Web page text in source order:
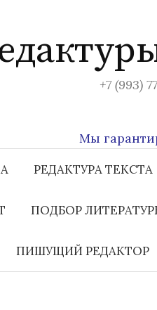
+7 (993)
Мы
РЕДАКТУРА ТЕКСТА
ПОДБОР
ПИШУЩИЙ РЕДАКТОР